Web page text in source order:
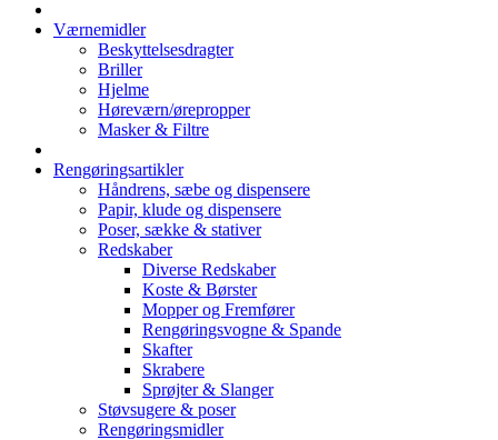
Værnemidler
Beskyttelsesdragter
Briller
Hjelme
Høreværn/ørepropper
Masker & Filtre
Rengøringsartikler
Håndrens, sæbe og dispensere
Papir, klude og dispensere
Poser, sække & stativer
Redskaber
Diverse Redskaber
Koste & Børster
Mopper og Fremfører
Rengøringsvogne & Spande
Skafter
Skrabere
Sprøjter & Slanger
Støvsugere & poser
Rengøringsmidler